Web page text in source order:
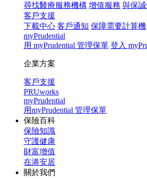
尋找醫療服務機構 增值服務 與保
客戶支援
下載中心 客戶通知 保障需要計算機
myPrudential
用 myPrudential 管理保單 登入
企業方案
客戶支援
PRUworks
myPrudential
用myPrudential 管理保單
保險百科
保險知識
守護健康
財富增值
在港安居
關於我們